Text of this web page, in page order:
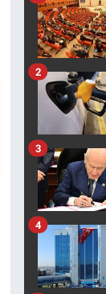
2
3
4